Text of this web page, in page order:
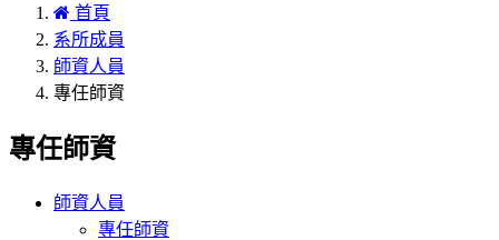
首頁
系所成員
師資人員
專任師資
專任師資
師資人員
專任師資